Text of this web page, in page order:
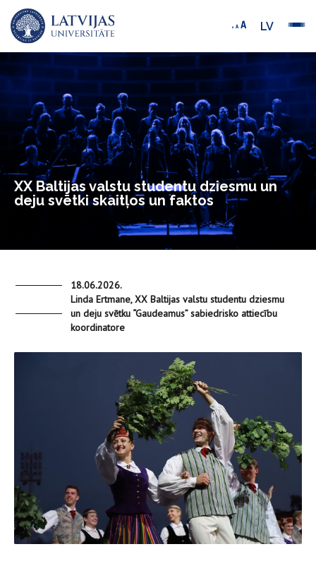
LV
XX Baltijas valstu studentu dziesmu un
deju svētki skaitļos un faktos
18.06.2026.
Linda Ertmane, XX Baltijas valstu studentu dziesmu
un deju svētku “Gaudeamus” sabiedrisko attiecību
koordinatore